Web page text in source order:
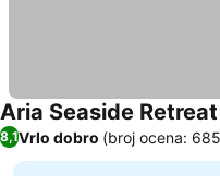
Aria Seaside
8,1Vrlo dobro (broj ocena: